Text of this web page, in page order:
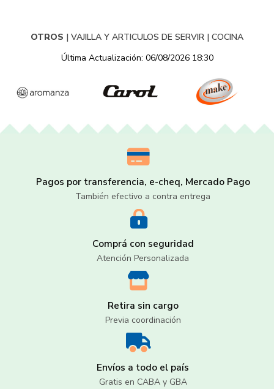
OTROS | VAJILLA Y ARTICULOS DE SERVIR | COCINA
Última Actualización: 06/08/2026 18:30
Pagos por transferencia, e-cheq, Mercado Pago
También efectivo a contra entrega
Comprá con seguridad
Atención Personalizada
Retira sin cargo
Previa coordinación
Envíos a todo el país
Gratis en CABA y GBA